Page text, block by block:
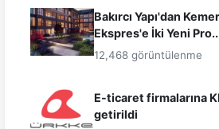
Bakırcı Yapı'dan
Ekspres'e İki Yeni
12,468 görüntülenme
E-ticaret firmalarına
getirildi